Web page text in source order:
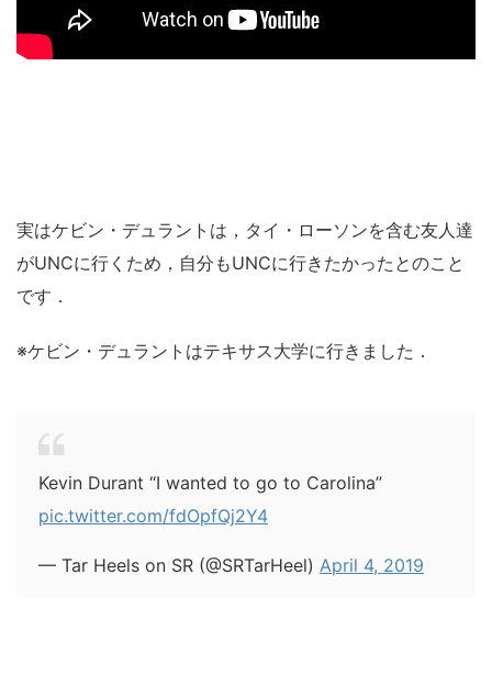
実はケビン・デュラントは，タイ・ローソンを含む友人達
がUNCに行くため，自分もUNCに行きたかったとのこと
です．
※ケビン・デュラントはテキサス大学に行きました．
Kevin Durant “I wanted to go to Carolina”
pic.twitter.com/fdOpfQj2Y4
— Tar Heels on SR (@SRTarHeel) April 4, 2019